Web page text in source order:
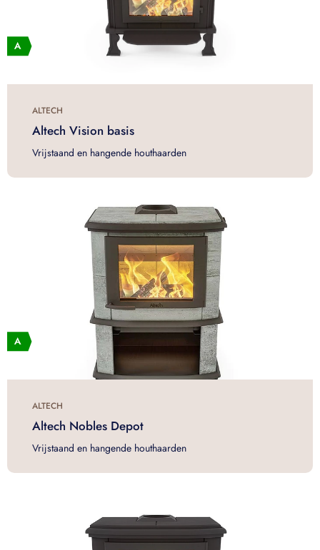
ALTECH
Altech Vision basis
Vrijstaand en hangende houthaarden
ALTECH
Altech Nobles Depot
Vrijstaand en hangende houthaarden